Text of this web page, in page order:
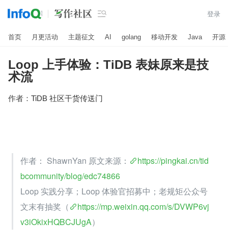
 登录
首页 月更活动 主题征文 AI golang 移动开发 Java 开源
Loop 上手体验：TiDB 表妹原来是技
术流
作者： TiDB 社区干货传送门
作者： ShawnYan 原文来源：
https://pingkai.cn/tid
bcommunity/blog/edc74866
Loop 实践分享；Loop 体验官招募中；老规矩公众号
文末有抽奖（
https://mp.weixin.qq.com/s/DVWP6vj
v3iOkixHQBCJUgA）